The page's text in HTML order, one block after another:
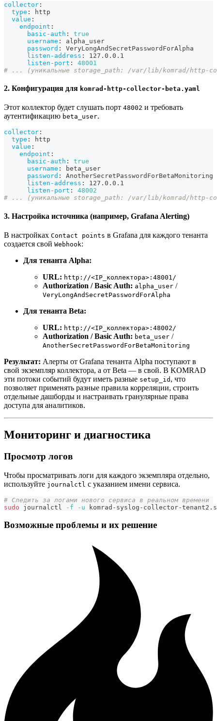
collector :
type :
http
value :
endpoint :
basic-auth :
true
username :
alpha_user
password :
VeryLongAndSecretPasswordForAlpha
listen-address :
127.0.0.1
listen-port :
48001
# ... (уникальные storage_path: /var/lib/komrad/http-
2. Конфигурация для komrad-http-collector-beta.yaml
Этот коллектор будет слушать порт 48002 и требовать
аутентификацию beta_user.
collector :
type :
http
value :
endpoint :
basic-auth :
true
username :
beta_user
password :
AnotherSecretPasswordForBetaMonitoring
listen-address :
127.0.0.1
listen-port :
48002
# ... (уникальные storage_path: /var/lib/komrad/http-
3. Настройка источника (например, Grafana Alerting)
В настройках Contact points в Grafana для каждого тенанта
создается свой Webhook:
Для тенанта Alpha:
URL: http://<IP_коллектора>:48001/
Authorization / Basic Auth: alpha_user /
VeryLongAndSecretPasswordForAlpha
Для тенанта Beta:
URL: http://<IP_коллектора>:48002/
Authorization / Basic Auth: beta_user /
AnotherSecretPasswordForBetaMonitoring
Результат: Алерты от Grafana тенанта Alpha поступают в
свой экземпляр коллектора, а от Beta — в свой. В KOMRAD
эти потоки событий будут иметь разные setup_id , что
позволяет применять разные правила корреляции, строить
отдельные дашборды и настраивать гранулярные права
доступа для аналитиков.
Мониторинг и диагностика
Просмотр логов
Чтобы просматривать логи для каждого экземпляра отдельно,
используйте journalctl с указанием имени сервиса.
# Следить за логами нового сервиса в реальном времени
sudo journalctl -f -u komrad-syslog-collector-
Возможные проблемы и их решение